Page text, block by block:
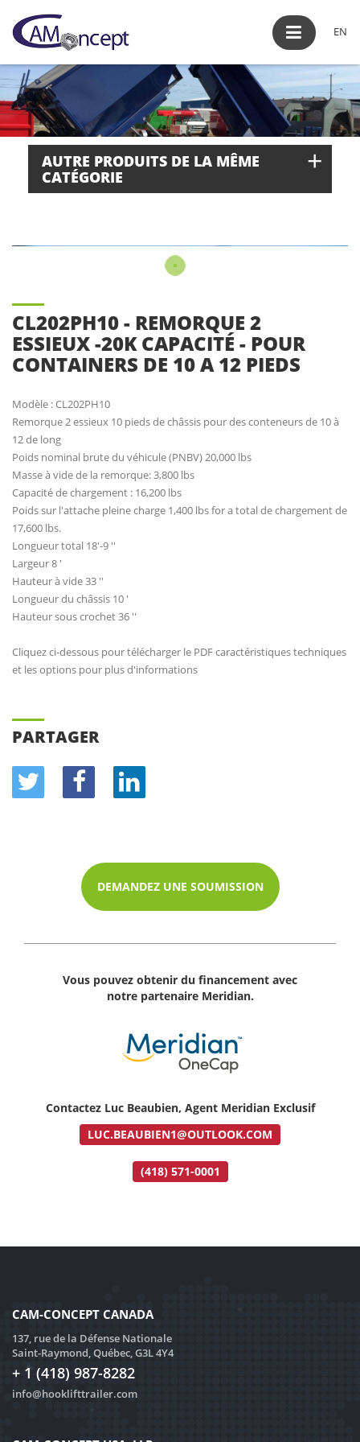
EN
AUTRE PRODUITS DE LA MÊME
CATÉGORIE
+
CL202PH10 - REMORQUE 2
ESSIEUX -20K CAPACITÉ - POUR
CONTAINERS DE 10 A 12 PIEDS
Modèle : CL202PH10
Remorque 2 essieux 10 pieds de châssis pour des conteneurs de 10 à
12 de long
Poids nominal brute du véhicule (PNBV) 20,000 lbs
Masse à vide de la remorque: 3,800 lbs
Capacité de chargement : 16,200 lbs
Poids sur l'attache pleine charge 1,400 lbs for a total de chargement de
17,600 lbs.
Longueur total 18'-9 ''
Largeur 8 '
Hauteur à vide 33 ''
Longueur du châssis 10 '
Hauteur sous crochet 36 ''
Cliquez ci-dessous pour télécharger le PDF caractéristiques techniques
et les options pour plus d'informations
PARTAGER
DEMANDEZ UNE SOUMISSION
Vous pouvez obtenir du financement avec
notre partenaire Meridian.
Contactez Luc Beaubien, Agent Meridian Exclusif
LUC.BEAUBIEN1@OUTLOOK.COM
(418) 571-0001
CAM-CONCEPT CANADA
137, rue de la Défense Nationale
Saint-Raymond, Québec, G3L 4Y4
+ 1 (418) 987-8282
info@hooklifttrailer.com